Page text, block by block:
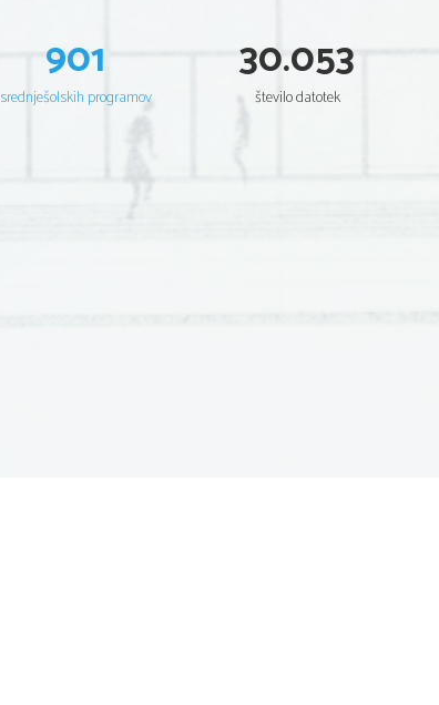
- nezvestoba ljudstva (sicer si
Nova zaveza:
901
srednješolskih programov
30.053
število datotek